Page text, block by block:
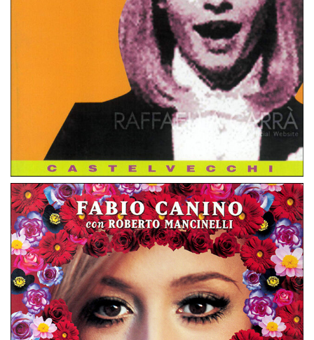
Grazie, Raffa! (L’estetica del Tuca Tuca e il mito
della Carrà)